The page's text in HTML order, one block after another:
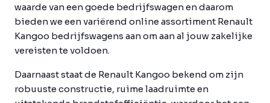
waarde van een goede bedrijfswagen en daarom
bieden we een variërend online assortiment Renault
Kangoo bedrijfswagens aan om aan al jouw zakelijke
vereisten te voldoen.
Daarnaast staat de Renault Kangoo bekend om zijn
robuuste constructie, ruime laadruimte en